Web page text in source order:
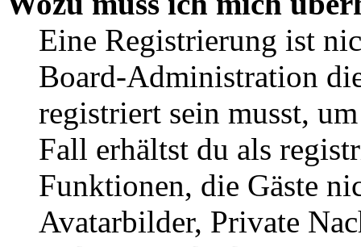
Eine Registrierung ist
Board-Administration
registriert sein musst,
Fall erhältst du als
Funktionen, die Gäste
Avatarbilder, Private